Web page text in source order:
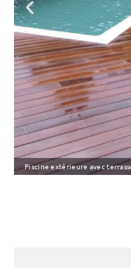
Piscine extérieure avec